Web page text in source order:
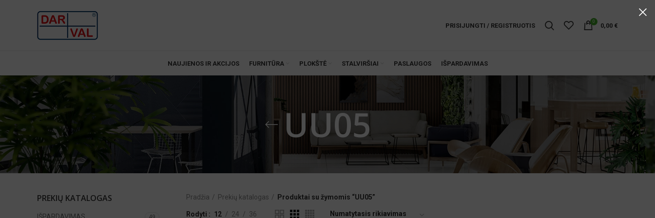
PRISIJUNGTI / REGISTRUOTIS
0
0,00 €
NAUJIENOS IR AKCIJOS FURNITŪRA PLOKŠTĖ STALVIRŠIAI PASLAUGOS IŠPARDAVIMAS
UU05
PREKIŲ KATALOGAS Pradžia Prekių katalogas Produktai su žymomis “UU05”
Rodyti 12 24 36